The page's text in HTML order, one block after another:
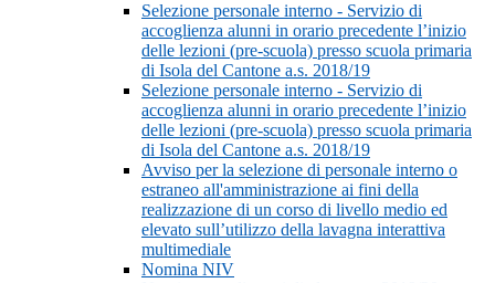
Selezione personale interno - Servizio di
accoglienza alunni in orario precedente l’inizio
delle lezioni (pre-scuola) presso scuola primaria
di Isola del Cantone a.s. 2018/19
Selezione personale interno - Servizio di
accoglienza alunni in orario precedente l’inizio
delle lezioni (pre-scuola) presso scuola primaria
di Isola del Cantone a.s. 2018/19
Avviso per la selezione di personale interno o
estraneo all'amministrazione ai fini della
realizzazione di un corso di livello medio ed
elevato sull’utilizzo della lavagna interattiva
multimediale
Nomina NIV